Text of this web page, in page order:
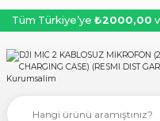
Tüm Türkiye’ye ₺2000,00